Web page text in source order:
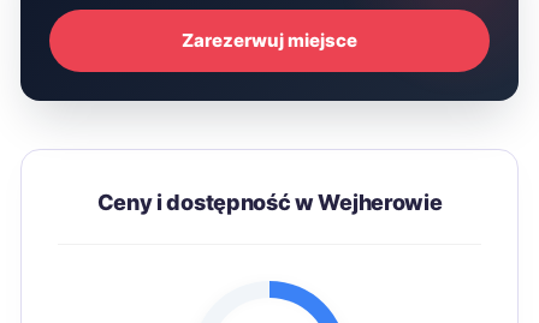
Zarezerwuj miejsce
Ceny i dostępność w Wejherowie